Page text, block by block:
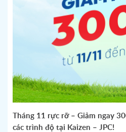
Tháng 11 rực rỡ – Giảm ngay
các trình độ tại Kaizen – JPC!